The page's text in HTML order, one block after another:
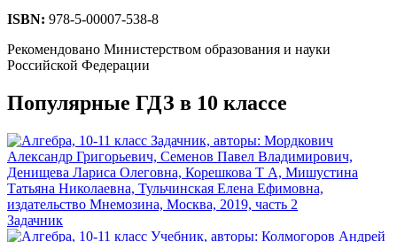
ISBN: 978-5-00007-538-8
Рекомендовано Министерством образования и науки
Российской Федерации
Популярные ГДЗ в 10 классе
Задачник